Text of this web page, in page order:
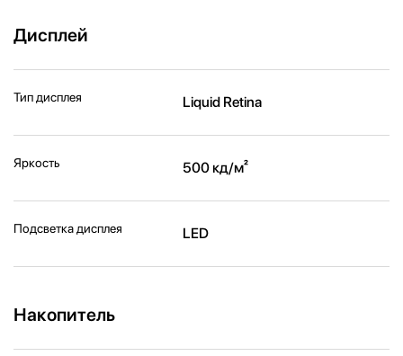
Дисплей
Тип дисплея Liquid Retina
Яркость 500 кд/м²
Подсветка дисплея LED
Накопитель